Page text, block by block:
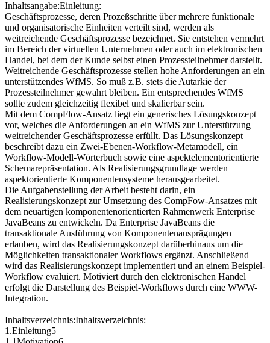
Inhaltsangabe:Einleitung:
Geschäftsprozesse, deren Prozeßschritte über mehrere funktionale
und organisatorische Einheiten verteilt sind, werden als
weitreichende Geschäftsprozesse bezeichnet. Sie entstehen vermehrt
im Bereich der virtuellen Unternehmen oder auch im elektronischen
Handel, bei dem der Kunde selbst einen Prozessteilnehmer darstellt.
Weitreichende Geschäftsprozesse stellen hohe Anforderungen an ein
unterstützendes WfMS. So muß z.B. stets die Autarkie der
Prozessteilnehmer gewahrt bleiben. Ein entsprechendes WfMS
sollte zudem gleichzeitig flexibel und skalierbar sein.
Mit dem CompFlow-Ansatz liegt ein generisches Lösungskonzept
vor, welches die Anforderungen an ein WfMS zur Unterstützung
weitreichender Geschäftsprozesse erfüllt. Das Lösungskonzept
beschreibt dazu ein Zwei-Ebenen-Workflow-Metamodell, ein
Workflow-Modell-Wörterbuch sowie eine aspektelementorientierte
Schemarepräsentation. Als Realisierungsgrundlage werden
aspektorientierte Komponentensysteme herausgearbeitet.
Die Aufgabenstellung der Arbeit besteht darin, ein
Realisierungskonzept zur Umsetzung des CompFow-Ansatzes mit
dem neuartigen komponentenorientierten Rahmenwerk Enterprise
JavaBeans zu entwickeln. Da Enterprise JavaBeans die
transaktionale Ausführung von Komponentenausprägungen
erlauben, wird das Realisierungskonzept darüberhinaus um die
Möglichkeiten transaktionaler Workflows ergänzt. Anschließend
wird das Realisierungskonzept implementiert und an einem Beispiel-
Workflow evaluiert. Motiviert durch den elektronischen Handel
erfolgt die Darstellung des Beispiel-Workflows durch eine WWW-
Integration.
Inhaltsverzeichnis:Inhaltsverzeichnis:
1.Einleitung5